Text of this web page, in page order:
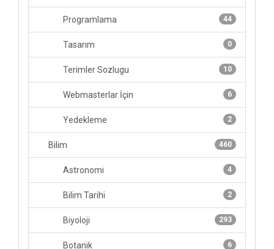
44
Programlama
0
Tasarım
10
Terimler Sozlugu
6
Webmasterlar İçin
2
Yedekleme
460
Bilim
4
Astronomi
2
Bilim Tarihi
293
Biyoloji
6
Botanik